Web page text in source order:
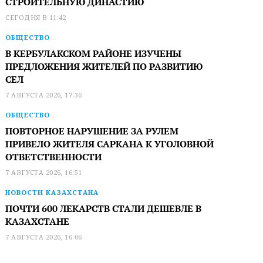
СЕГОДНЯ В 11:42
ОБЩЕСТВО
В КЕРБУЛАКСКОМ РАЙОНЕ ИЗУЧЕНЫ
ПРЕДЛОЖЕНИЯ ЖИТЕЛЕЙ ПО РАЗВИТИЮ
СЕЛ
7 АВГУСТА 2026, 17:36
ОБЩЕСТВО
ПОВТОРНОЕ НАРУШЕНИЕ ЗА РУЛЕМ
ПРИВЕЛО ЖИТЕЛЯ САРКАНА К УГОЛОВНОЙ
ОТВЕТСТВЕННОСТИ
7 АВГУСТА 2026, 16:51
НОВОСТИ КАЗАХСТАНА
ПОЧТИ 600 ЛЕКАРСТВ СТАЛИ ДЕШЕВЛЕ В
КАЗАХСТАНЕ
7 АВГУСТА 2026, 16:06